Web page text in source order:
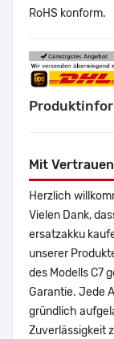
RoHS konform.
Mit
Herzlich
Vielen Dank,
ersatzakku
unserer
des Modells C7
Garantie. Jede
gründlich
Zuverlässigkeit